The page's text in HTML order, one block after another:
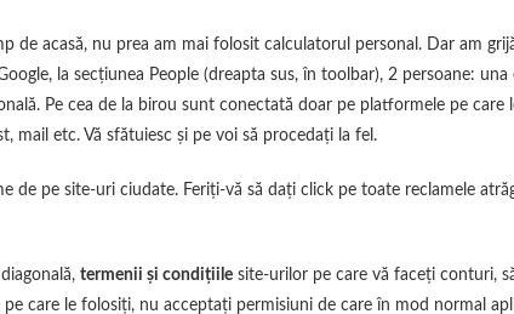
de acasă, nu prea am mai folosit calculatorul personal. Dar am
la secțiunea People (dreapta sus, în toolbar), 2 persoane:
Pe cea de la birou sunt conectată doar pe platformele pe care
mail etc. Vă sfătuiesc și pe voi să procedați la fel.
de pe site-uri ciudate. Feriți-vă să dați click pe toate reclamele
termenii și condițiile site-urilor pe care vă faceți conturi,
care le folosiți, nu acceptați permisiuni de care în mod normal